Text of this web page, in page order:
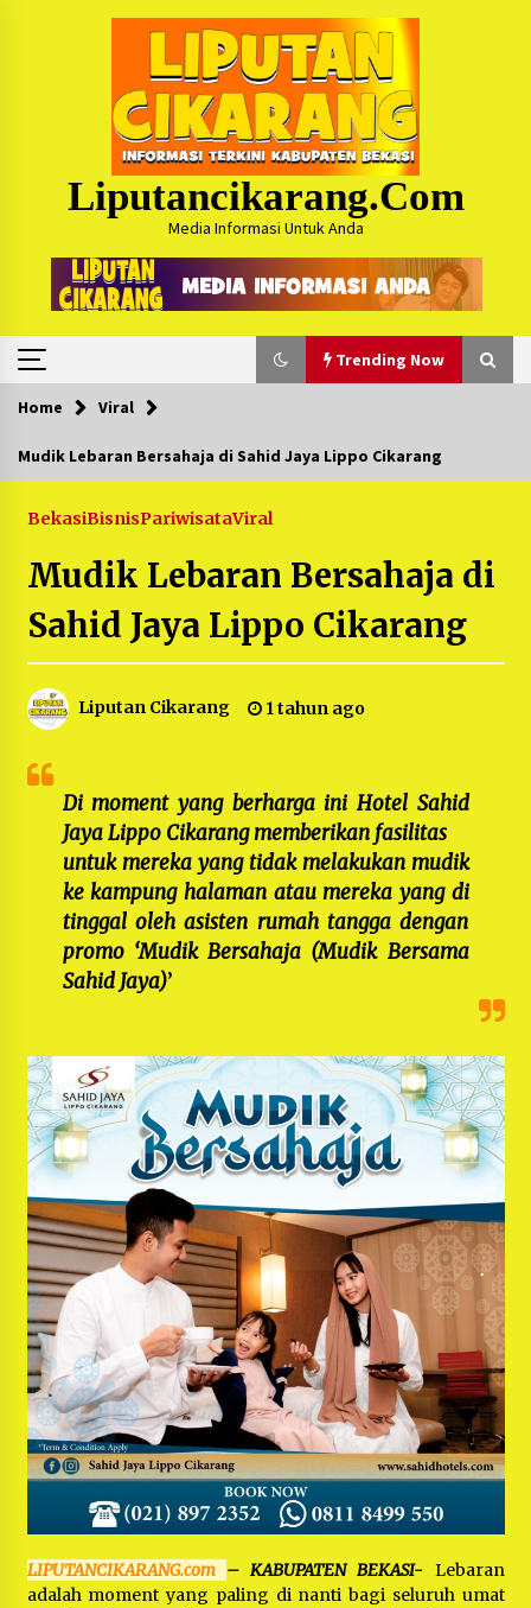
Liputancikarang.com
Media Informasi Untuk Anda
Trending Now
Trending Now
Pelayanan Penuh bagi Pemudik : Sudah Tahun
5 bulan ago
PNM Hadir dalam Setiap Langkah Dikha, Penari
Aura Farming yang Viral Ternyata Anak
Nasabah PNM Mekaar
1 tahun ago
Duh Kacau Banget, Karena Kecewa Tak Dapat
Kartini Penggerak Lingkungan dari Sampah
Bukit Berlian
1 tahun ago
PNM Berangkatkan Ratusan Peserta : Mudik
Aman Sampai Tujuan BUMN 2025
Bayu Nugraha, S.H, Ucapkan Terimakasih Atas
Support Camat Kedungwaringin Memberikan
Logistik Ke Posko Jurpala Kosmi
1 tahun ago
Ucapan Terimakasih Ketua Umum Jurpala
Indonesia dan KOSMI Indonesia Atas Respon
Cepat Polres Metro Bekasi dan Polsek Cikarang
Timur yang Tangkap Oknum Ormas Terkait
Pengusiran Pendirian Posko
1 tahun ago
Kodim 0509 Kabupaten Bekasi Terima 20
Perahu Bantuan Dari Panglima TNI
1 tahun ago
Jelang Ramadhan, Kecamatan Cikarang Pusat
Gelar STQ ke-VII
1 tahun ago
Home Viral
Mudik Lebaran Bersahaja di Sahid Jaya Lippo Cikarang
BekasiBisnisPariwisataViral
Mudik Lebaran Bersahaja di
Sahid Jaya Lippo Cikarang
Liputan Cikarang 1 tahun ago
Di moment yang berharga ini Hotel Sahid
Jaya Lippo Cikarang memberikan fasilitas
untuk mereka yang tidak melakukan mudik
ke kampung halaman atau mereka yang di
tinggal oleh asisten rumah tangga dengan
promo ‘Mudik Bersahaja (Mudik Bersama
Sahid Jaya)’
LIPUTANCIKARANG.com – KABUPATEN BEKASI- Lebaran
adalah moment yang paling di nanti bagi seluruh umat